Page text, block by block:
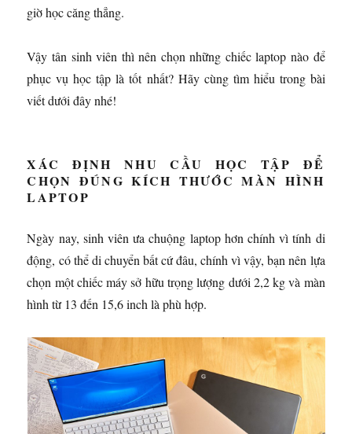
giờ học căng thẳng.
Vậy tân sinh viên thì nên chọn những chiếc laptop nào để
phục vụ học tập là tốt nhất? Hãy cùng tìm hiểu trong bài
viết dưới đây nhé!
XÁC ĐỊNH NHU CẦU HỌC TẬP ĐỂ
CHỌN ĐÚNG KÍCH THƯỚC MÀN HÌNH
LAPTOP
Ngày nay, sinh viên ưa chuộng laptop hơn chính vì tính di
động, có thể di chuyển bất cứ đâu, chính vì vậy, bạn nên lựa
chọn một chiếc máy sở hữu trọng lượng dưới 2,2 kg và màn
hình từ 13 đến 15,6 inch là phù hợp.